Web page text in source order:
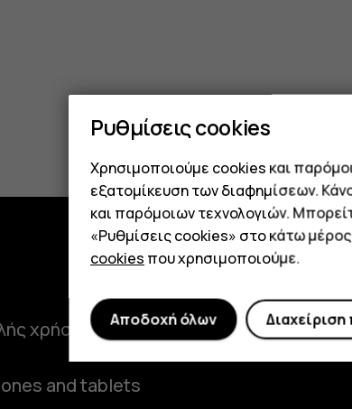
χρήσης
and tablets
Πληροφορίες
Η ιστορία μας
Γραφείο Τύπου
Ρυθμίσεις cookies
Χρησιμοποιούμε cookies και
εξατομίκευση των διαφημίσεων.
και παρόμοιων τεχνολογιών.
«Ρυθμίσεις cookies» στο κάτω
cookies που χρησιμοποιούμε.
Αποδοχή όλων